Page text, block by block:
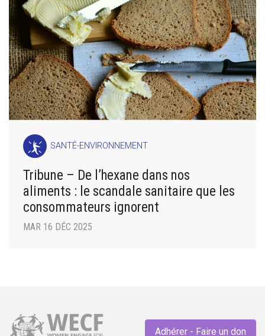
SANTÉ-ENVIRONNEMENT
Tribune – De l’hexane dans nos
aliments : le scandale sanitaire que les
consommateurs ignorent
MAR 16 DÉC 2025
Adhérer - Faire un don